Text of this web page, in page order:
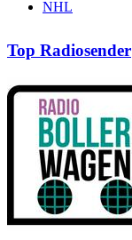
NHL
Top Radiosender